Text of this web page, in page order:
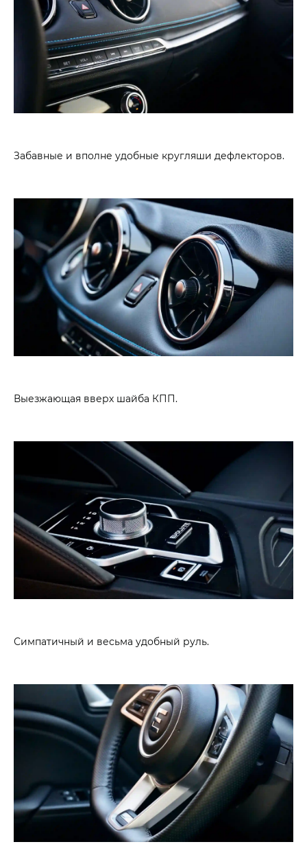
Забавные и вполне удобные кругляши дефлекторов.
Выезжающая вверх шайба КПП.
Симпатичный и весьма удобный руль.